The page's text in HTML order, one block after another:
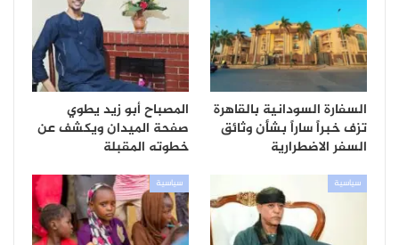
السفارة السودانية بالقاهرة
تزف خبراً ساراً بشأن وثائق
السفر الاضطرارية
المصباح أبو زيد يطوي
صفحة الميدان ويكشف عن
خطوته المقبلة
سياسية سياسية